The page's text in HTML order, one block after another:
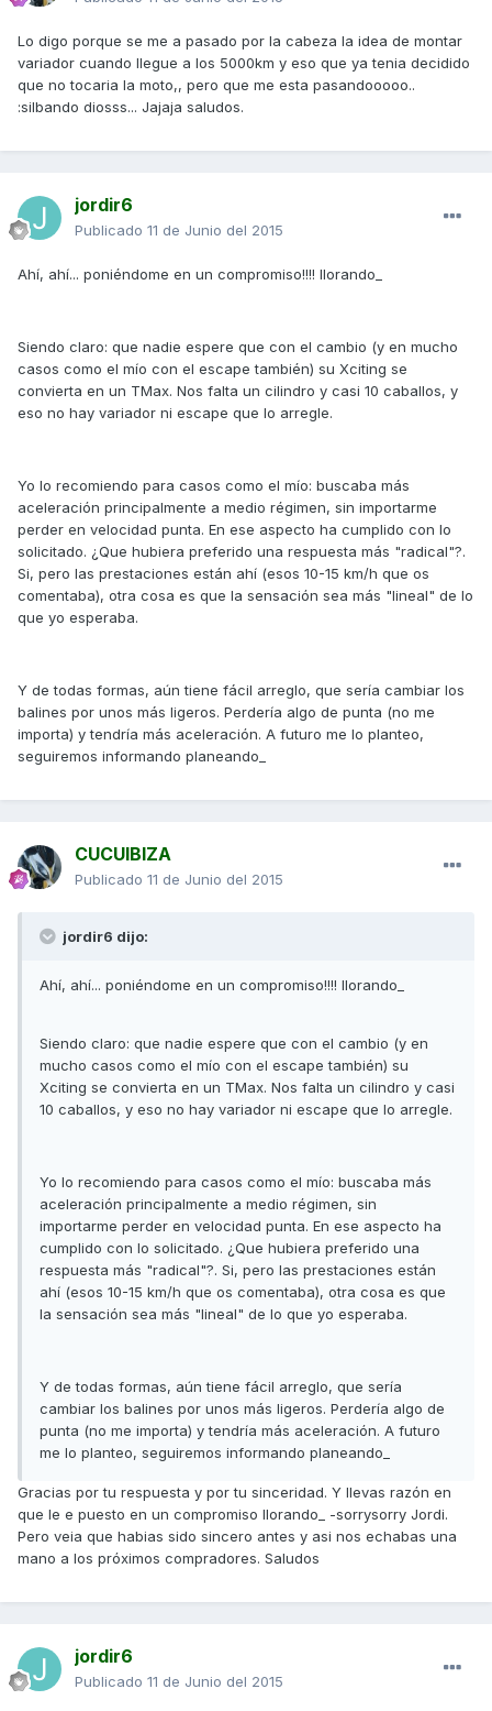
Lo digo porque se me a pasado por la cabeza la idea de montar
variador cuando llegue a los 5000km y eso que ya tenia decidido
que no tocaria la moto,, pero que me esta pasandooooo..
:silbando diosss... Jajaja saludos.
jordir6
Publicado 11 de Junio del 2015
Ahí, ahí... poniéndome en un compromiso!!!! llorando_
Siendo claro: que nadie espere que con el cambio (y en mucho
casos como el mío con el escape también) su Xciting se
convierta en un TMax. Nos falta un cilindro y casi 10 caballos, y
eso no hay variador ni escape que lo arregle.
Yo lo recomiendo para casos como el mío: buscaba más
aceleración principalmente a medio régimen, sin importarme
perder en velocidad punta. En ese aspecto ha cumplido con lo
solicitado. ¿Que hubiera preferido una respuesta más "radical"?.
Si, pero las prestaciones están ahí (esos 10-15 km/h que os
comentaba), otra cosa es que la sensación sea más "lineal" de lo
que yo esperaba.
Y de todas formas, aún tiene fácil arreglo, que sería cambiar los
balines por unos más ligeros. Perdería algo de punta (no me
importa) y tendría más aceleración. A futuro me lo planteo,
seguiremos informando planeando_
CUCUIBIZA
Publicado 11 de Junio del 2015
jordir6 dijo:
Ahí, ahí... poniéndome en un compromiso!!!! llorando_
Siendo claro: que nadie espere que con el cambio (y en
mucho casos como el mío con el escape también) su
Xciting se convierta en un TMax. Nos falta un cilindro y casi
10 caballos, y eso no hay variador ni escape que lo arregle.
Yo lo recomiendo para casos como el mío: buscaba más
aceleración principalmente a medio régimen, sin
importarme perder en velocidad punta. En ese aspecto ha
cumplido con lo solicitado. ¿Que hubiera preferido una
respuesta más "radical"?. Si, pero las prestaciones están
ahí (esos 10-15 km/h que os comentaba), otra cosa es que
la sensación sea más "lineal" de lo que yo esperaba.
Y de todas formas, aún tiene fácil arreglo, que sería
cambiar los balines por unos más ligeros. Perdería algo de
punta (no me importa) y tendría más aceleración. A futuro
me lo planteo, seguiremos informando planeando_
Gracias por tu respuesta y por tu sinceridad. Y llevas razón en
que le e puesto en un compromiso llorando_ -sorrysorry Jordi.
Pero veia que habias sido sincero antes y asi nos echabas una
mano a los próximos compradores. Saludos
jordir6
Publicado 11 de Junio del 2015